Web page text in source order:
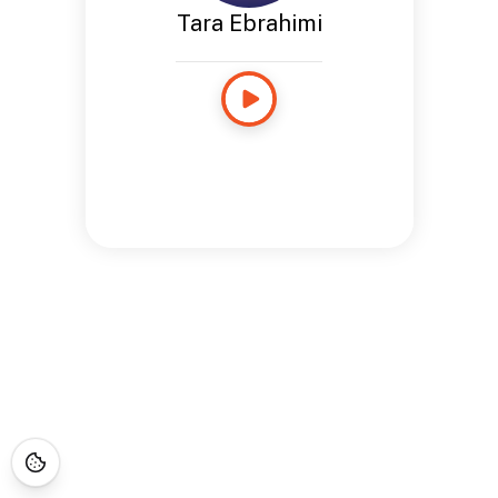
Tara Ebrahimi